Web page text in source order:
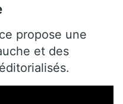
propose une
et des